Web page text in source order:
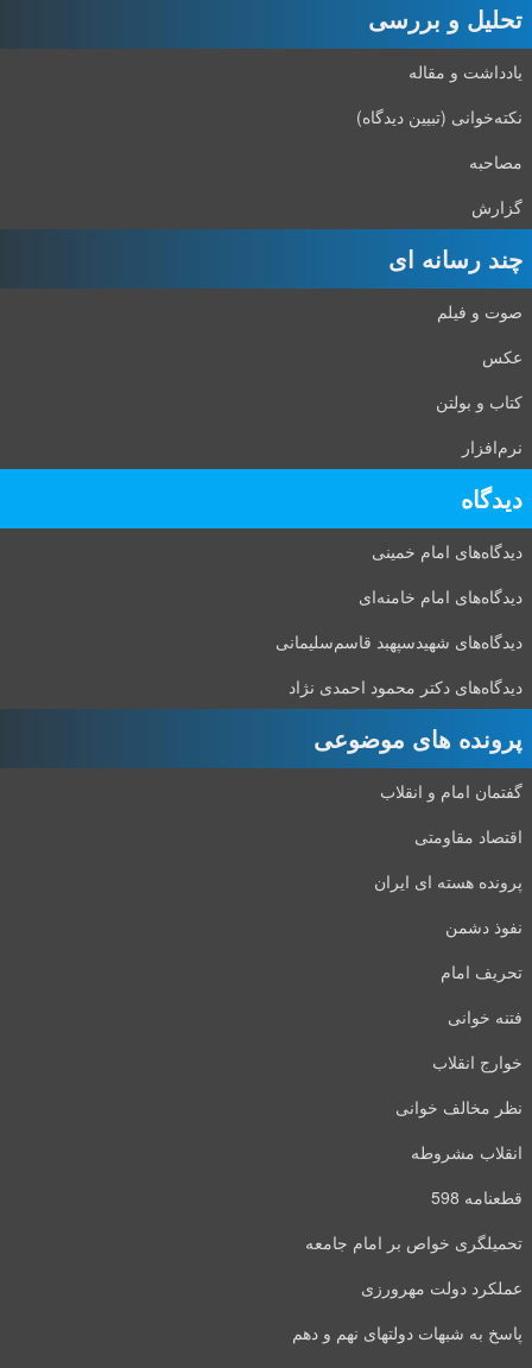
تحلیل و بررسی
یادداشت و مقاله
نکته‌خوانی (تبیین دیدگاه)
مصاحبه
گزارش
چند رسانه ای
صوت و فیلم
عکس
کتاب و بولتن
نرم‌افزار
دیدگاه‌
دیدگاه‌های امام خمینی
دیدگاه‌های امام خامنه‌ای
دیدگاه‌های شهید‌سپهبد قاسم‌سلیمانی
دیدگاه‌های دکتر محمود احمدی نژاد
پرونده های موضوعی
گفتمان امام و انقلاب
اقتصاد مقاومتی
پرونده هسته ای ایران
نفوذ دشمن
تحریف امام
فتنه خوانی
خوارج انقلاب
نظر مخالف خوانی
انقلاب مشروطه
قطعنامه 598
تحمیلگری خواص بر امام جامعه
عملکرد دولت مهرورزی
پاسخ به شبهات دولتهای نهم و دهم